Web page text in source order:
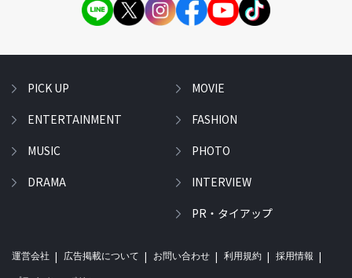
PICK UP
ENTERTAINMENT
MUSIC
DRAMA
MOVIE
FASHION
PHOTO
INTERVIEW
PR・タイアップ
運営会社 広告掲載について お問い合わせ 利用規約 採用情報